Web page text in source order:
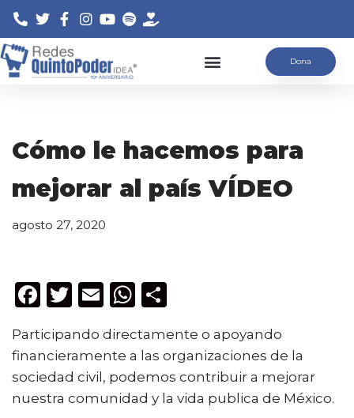
Saltar
al
Dona
Cómo le hacemos para
mejorar al país VÍDEO
agosto 27, 2020
F
c
e
b
T
it
te
r
E
ai
l
W
a
ts
A
m
p
ar
Participando directamente o apoyando
financieramente a las organizaciones de la
sociedad civil, podemos contribuir a mejorar
nuestra comunidad y la vida publica de México.